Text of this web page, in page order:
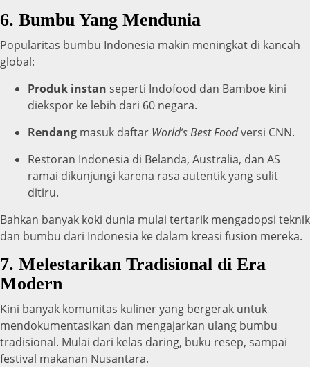
6. Bumbu Yang Mendunia
Popularitas bumbu Indonesia makin meningkat di kancah
global:
Produk instan seperti Indofood dan Bamboe kini
diekspor ke lebih dari 60 negara.
Rendang masuk daftar World’s Best Foodversi CNN.
Restoran Indonesia di Belanda, Australia, dan AS
ramai dikunjungi karena rasa autentik yang sulit
ditiru.
Bahkan banyak koki dunia mulai tertarik mengadopsi teknik
dan bumbu dari Indonesia ke dalam kreasi fusion mereka.
7. Melestarikan Tradisional di Era
Modern
Kini banyak komunitas kuliner yang bergerak untuk
mendokumentasikan dan mengajarkan ulang bumbu
tradisional. Mulai dari kelas daring, buku resep, sampai
festival makanan Nusantara.